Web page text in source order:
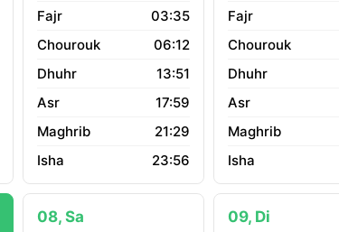
03:35
06:12
13:51
17:59
21:29
23:56
08, Sa 09, Di